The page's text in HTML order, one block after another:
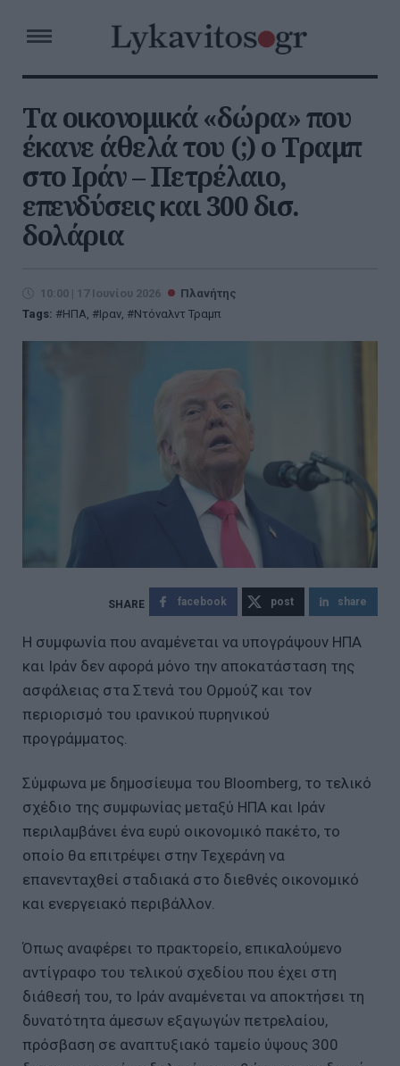
Τα οικονομικά «δώρα» που
έκανε άθελά του (;) ο Τραμπ
στο Ιράν – Πετρέλαιο,
επενδύσεις και 300 δισ.
δολάρια
10:00 | 17 Ιουνίου 2026
Πλανήτης
Tags:
ΗΠΑ, Ιραν, Ντόναλντ Τραμπ
facebook post share
Η συμφωνία που αναμένεται να υπογράψουν ΗΠΑ
και Ιράν δεν αφορά μόνο την αποκατάσταση της
ασφάλειας στα Στενά του Ορμούζ και τον
περιορισμό του ιρανικού πυρηνικού
προγράμματος.
Σύμφωνα με δημοσίευμα του Bloomberg, το τελικό
σχέδιο της συμφωνίας μεταξύ ΗΠΑ και Ιράν
περιλαμβάνει ένα ευρύ οικονομικό πακέτο, το
οποίο θα επιτρέψει στην Τεχεράνη να
επανενταχθεί σταδιακά στο διεθνές οικονομικό
και ενεργειακό περιβάλλον.
Όπως αναφέρει το πρακτορείο, επικαλούμενο
αντίγραφο του τελικού σχεδίου που έχει στη
διάθεσή του, το Ιράν αναμένεται να αποκτήσει τη
δυνατότητα άμεσων εξαγωγών πετρελαίου,
πρόσβαση σε αναπτυξιακό ταμείο ύψους 300